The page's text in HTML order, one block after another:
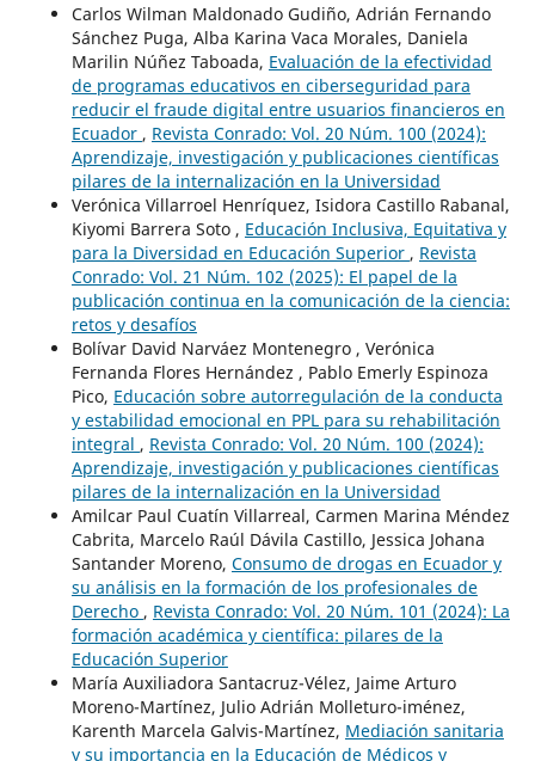
Carlos Wilman Maldonado Gudiño, Adrián Fernando
Sánchez Puga, Alba Karina Vaca Morales, Daniela
Marilin Núñez Taboada, Evaluación de la efectividad
de programas educativos en ciberseguridad para
reducir el fraude digital entre usuarios financieros en
Ecuador , Revista Conrado: Vol. 20 Núm. 100 (2024):
Aprendizaje, investigación y publicaciones científicas
pilares de la internalización en la Universidad
Verónica Villarroel Henríquez, Isidora Castillo Rabanal,
Kiyomi Barrera Soto , Educación Inclusiva, Equitativa y
para la Diversidad en Educación Superior , Revista
Conrado: Vol. 21 Núm. 102 (2025): El papel de la
publicación continua en la comunicación de la ciencia:
retos y desafíos
Bolívar David Narváez Montenegro , Verónica
Fernanda Flores Hernández , Pablo Emerly Espinoza
Pico, Educación sobre autorregulación de la conducta
y estabilidad emocional en PPL para su rehabilitación
integral , Revista Conrado: Vol. 20 Núm. 100 (2024):
Aprendizaje, investigación y publicaciones científicas
pilares de la internalización en la Universidad
Amilcar Paul Cuatín Villarreal, Carmen Marina Méndez
Cabrita, Marcelo Raúl Dávila Castillo, Jessica Johana
Santander Moreno, Consumo de drogas en Ecuador y
su análisis en la formación de los profesionales de
Derecho , Revista Conrado: Vol. 20 Núm. 101 (2024): La
formación académica y científica: pilares de la
Educación Superior
María Auxiliadora Santacruz-Vélez, Jaime Arturo
Moreno-Martínez, Julio Adrián Molleturo-iménez,
Karenth Marcela Galvis-Martínez, Mediación sanitaria
y su importancia en la Educación de Médicos y